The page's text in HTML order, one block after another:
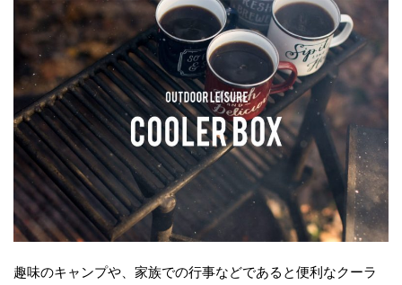
趣味のキャンプや、家族での行事などであると便利なクーラ